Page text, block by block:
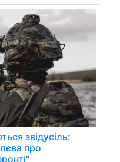
звідусіль:
про